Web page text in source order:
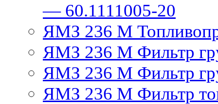
— 60.1111005-20
ЯМЗ 236 М
ЯМЗ 236 М Фильтр
ЯМЗ 236 М Фильтр
ЯМЗ 236 М Фильтр